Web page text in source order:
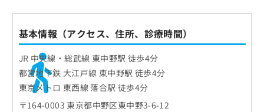
基本情報（アクセス、住所、診療時間）
JR 中央線・総武線 東中野駅 徒歩4分
都営地下鉄 大江戸線 東中野駅 徒歩4分
東京メトロ 東西線 落合駅 徒歩4分
〒164-0003 東京都中野区東中野3-6-12
修
正
は
こ
ち
ら
申
し
込
み
は
こ
ち
ら